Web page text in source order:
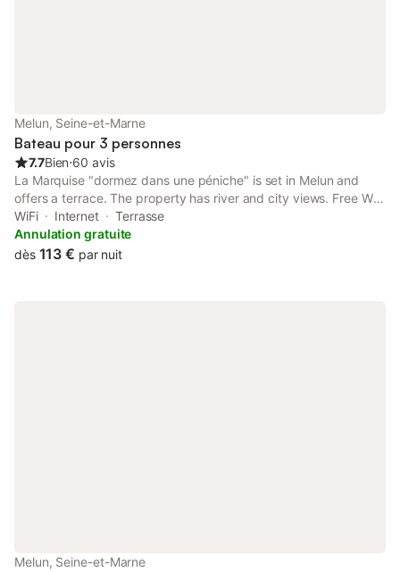
Melun, Seine-et-Marne
Bateau pour 3 personnes
7.7Bien⋅60 avis
La Marquise "dormez dans une péniche" is set in Melun and
offers a terrace. The property has river and city views. Free WiFi
is available throughout the property and Paris-Gare-de-Lyon is
50 km away.
WiFi Internet
Terrasse
Annulation gratuite
dès 113 € par nuit
Melun, Seine-et-Marne